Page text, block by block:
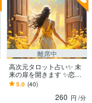
離席中
高次元タロット占い✨ 未
来の扉を開きます ✨恋
愛、仕事、人生の道しる
べをタロットで照らしま
5.0 (40)
260 円 /分